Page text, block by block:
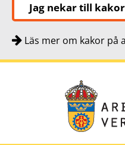
Jag nekar till
Läs mer om kakor på